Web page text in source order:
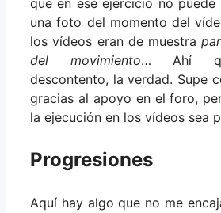
que en ese ejercicio no puede
una foto del momento del
los vídeos eran de muestra
del movimiento… Ahí
descontento, la verdad. Supe
gracias al apoyo en el foro,
la ejecución en los vídeos sea
Progresiones
Aquí hay algo que no me